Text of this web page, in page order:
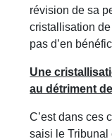
révision de sa
cristallisation
pas d’en
Une
au détriment
C’est dans ces
saisi le Tribunal